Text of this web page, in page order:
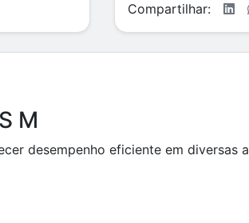
Compartilhar:
M
desempenho eficiente em diversas